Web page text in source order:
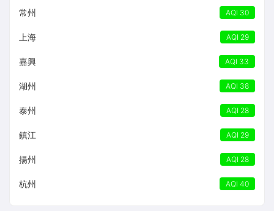
常州 AQI 30
上海 AQI 29
嘉興 AQI 33
湖州 AQI 38
泰州 AQI 28
鎮江 AQI 29
揚州 AQI 28
杭州 AQI 40